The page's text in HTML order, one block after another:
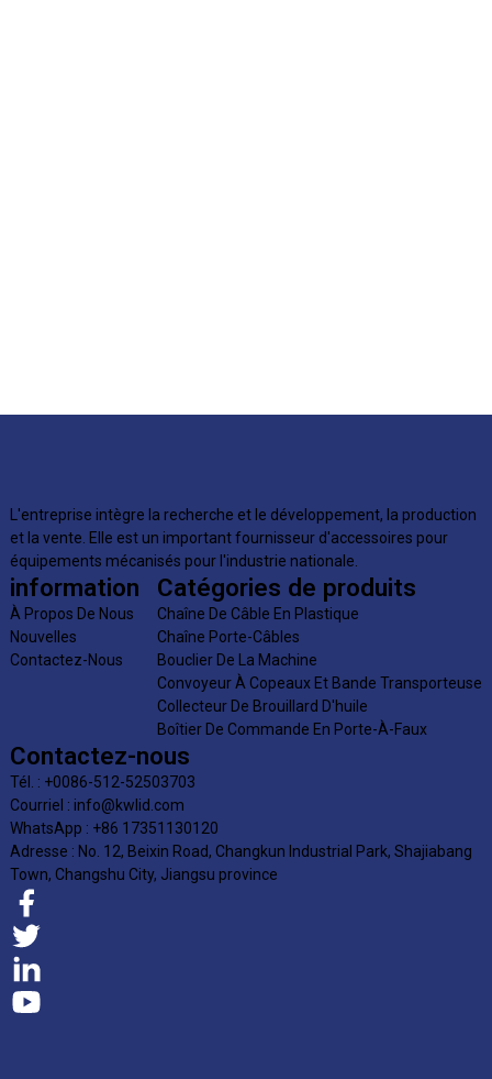
L'entreprise intègre la recherche et le développement, la production
et la vente. Elle est un important fournisseur d'accessoires pour
équipements mécanisés pour l'industrie nationale.
information
À Propos De Nous
Nouvelles
Contactez-Nous
Catégories de produits
Chaîne De Câble En Plastique
Chaîne Porte-Câbles
Bouclier De La Machine
Convoyeur À Copeaux Et Bande Transporteuse
Collecteur De Brouillard D'huile
Boîtier De Commande En Porte-À-Faux
Contactez-nous
Tél. : +0086-512-52503703
Courriel : info@kwlid.com
WhatsApp : +86 17351130120
Adresse : No. 12, Beixin Road, Changkun Industrial Park, Shajiabang
Town, Changshu City, Jiangsu province